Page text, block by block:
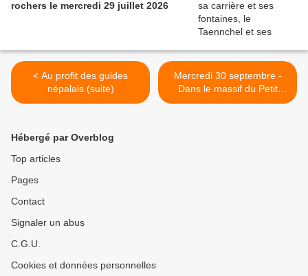
rochers le mercredi 29 juillet 2026
< Au profit des guides
népalais (suite)
Mercredi 30 septembre -
Dans le massif du Petit
Ballon, avec les séniors >
Hébergé par Overblog
Top articles
Pages
Contact
Signaler un abus
C.G.U.
Cookies et données personnelles